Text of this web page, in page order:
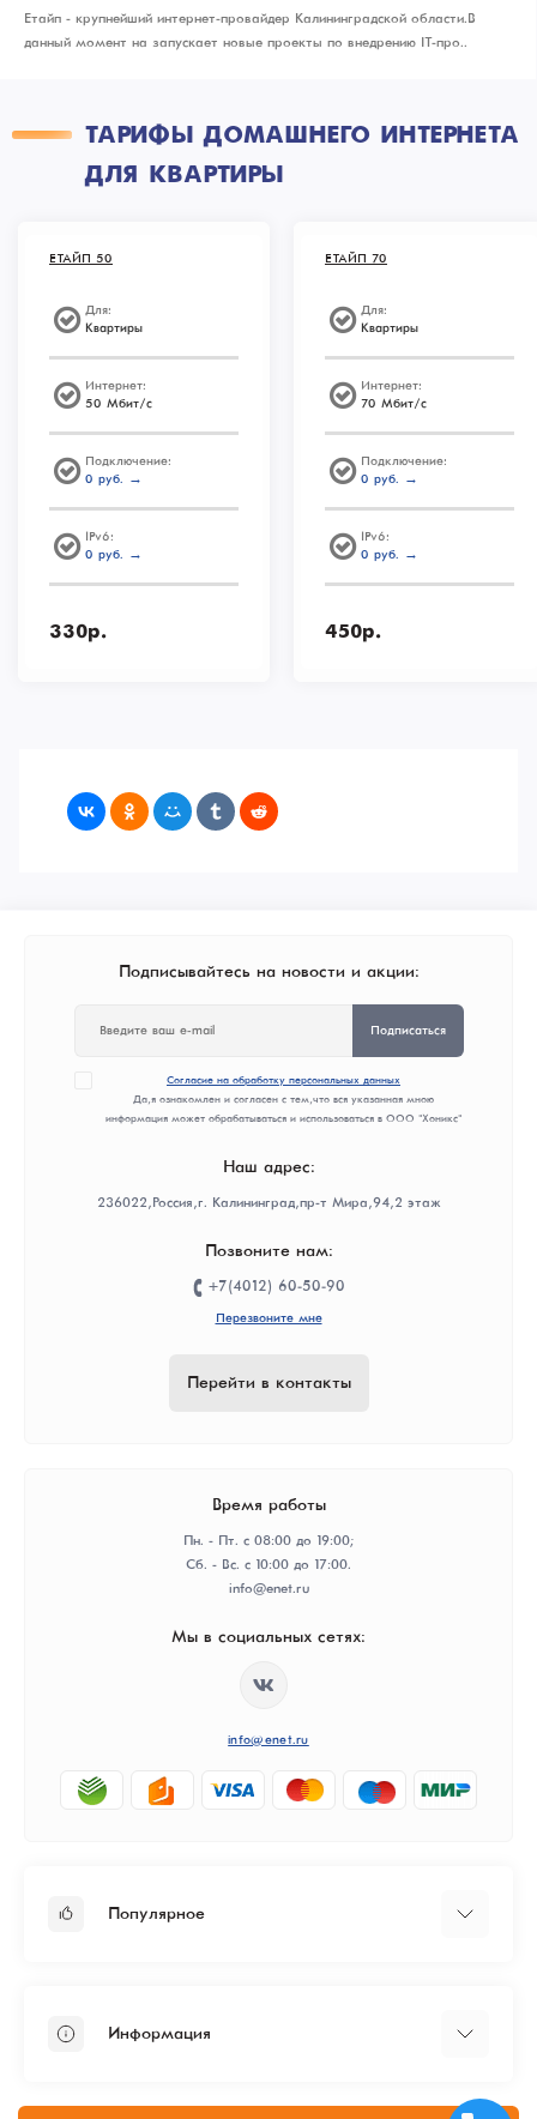
Етайп - крупнейший интернет-провайдер Калининградской области. В
данный момент на запускает новые проекты по внедрению IT-про..
ТАРИФЫ ДОМАШНЕГО ИНТЕРНЕТА
ДЛЯ КВАРТИРЫ
ЕТАЙП 50
Для:
Квартиры
Интернет:
50 Мбит/с
Подключение:
0 руб. →
IPv6:
0 руб. →
330р.
ЕТАЙП 70
Для:
Квартиры
Интернет:
70 Мбит/с
Подключение:
0 руб. →
IPv6:
0 руб. →
450р.
Подписывайтесь на новости и акции:
Подписаться
Согласие на обработку персональных данных
Да, я ознакомлен и согласен с тем, что вся указанная мною
информация может обрабатываться и использоваться в ООО "Хоникс"
Наш адрес:
236022, Россия, г. Калининград, пр-т Мира, 94, 2 этаж
Позвоните нам:
+7(4012) 60-50-90
Перезвоните мне
Перейти в контакты
Время работы
Пн. - Пт. с 08:00 до 19:00;
Сб. - Вс. с 10:00 до 17:00.
info@enet.ru
Мы в социальных сетях:
info@enet.ru
Популярное
ЦОД
Информация